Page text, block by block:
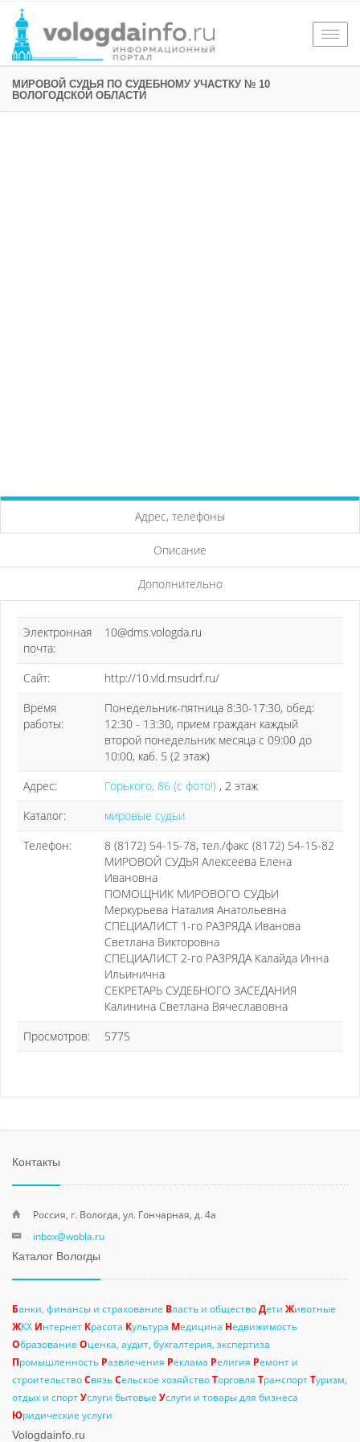
МИРОВОЙ СУДЬЯ ПО СУДЕБНОМУ УЧАСТКУ № 10
ВОЛОГОДСКОЙ ОБЛАСТИ
Адрес, телефоны
Описание
Дополнительно
Электронная
почта:
10@dms.vologda.ru
Сайт:
http://10.vld.msudrf.ru/
Время
работы:
Понедельник-пятница 8:30-17:30, обед:
12:30 - 13:30, прием граждан каждый
второй понедельник месяца с 09:00 до
10:00, каб. 5 (2 этаж)
Адрес:
Горького, 86 (с фото!) , 2 этаж
Каталог:
мировые судьи
Телефон:
8 (8172) 54-15-78, тел./факс (8172) 54-15-82
МИРОВОЙ СУДЬЯ Алексеева Елена
Ивановна
ПОМОЩНИК МИРОВОГО СУДЬИ
Меркурьева Наталия Анатольевна
СПЕЦИАЛИСТ 1-го РАЗРЯДА Иванова
Светлана Викторовна
СПЕЦИАЛИСТ 2-го РАЗРЯДА Калайда Инна
Ильинична
СЕКРЕТАРЬ СУДЕБНОГО ЗАСЕДАНИЯ
Калинина Светлана Вячеславовна
Просмотров:
5775
Контакты
Россия, г. Вологда, ул. Гончарная, д. 4а
inbox@wobla.ru
Каталог Вологды
Банки, финансы и страхование Власть и обществоДети Животные
ЖКХ Интернет Красота Культура Медицина Недвижимость
Образование Оценка, аудит, бухгалтерия, экспертиза
Промышленность Развлечения Реклама Религия Ремонт и
строительствоСвязьСельское хозяйствоТорговля ТранспортТуризм,
отдых и спортУслуги бытовые Услуги и товары для бизнеса
Юридические услуги
Vologdainfo.ru